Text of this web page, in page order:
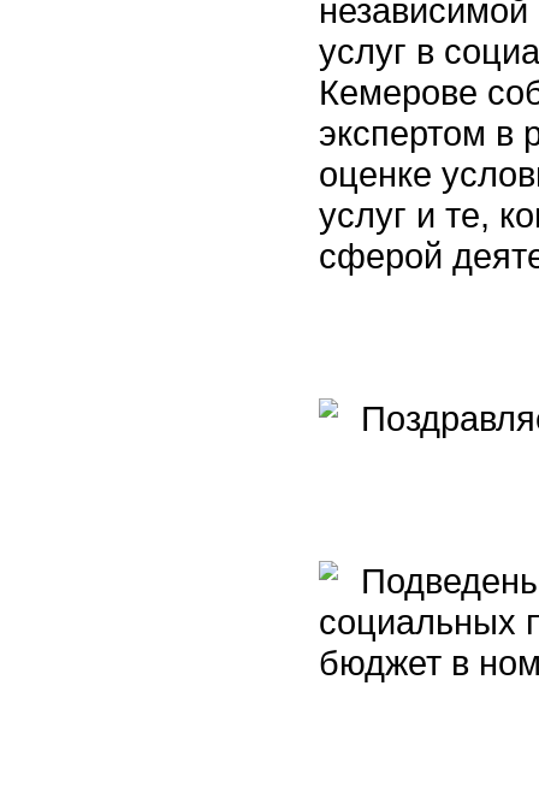
независимой
услуг в
Кемерове
экспертом в
оценке
услуг и те,
сферой
социальных
бюджет в